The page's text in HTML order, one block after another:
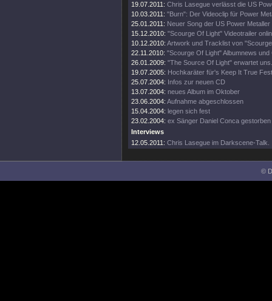
19.07.2011: Chris Lasegue verlässt die US
10.03.2011: "Burn": Der Videoclip für Power
25.01.2011: Neuer Song der US Power Metaller
15.12.2010: "Scourge Of Light" Videotrailer
10.12.2010: Artwork und Tracklist von
22.11.2010: "Scourge Of Light" Albumnews und
26.01.2009: "The Source Of Light" erwartet uns.
19.07.2005: Hochkaräter für's Keep It True
25.07.2004: Infos zur neuen CD
13.07.2004: neues Album im Oktober
23.06.2004: Aufnahme abgeschlossen
15.04.2004: legen sich fest
23.02.2004: ex Sänger Daniel Conca gestorben
Interviews
12.05.2011: Chris Lasegue im Darkscene-Talk.
©